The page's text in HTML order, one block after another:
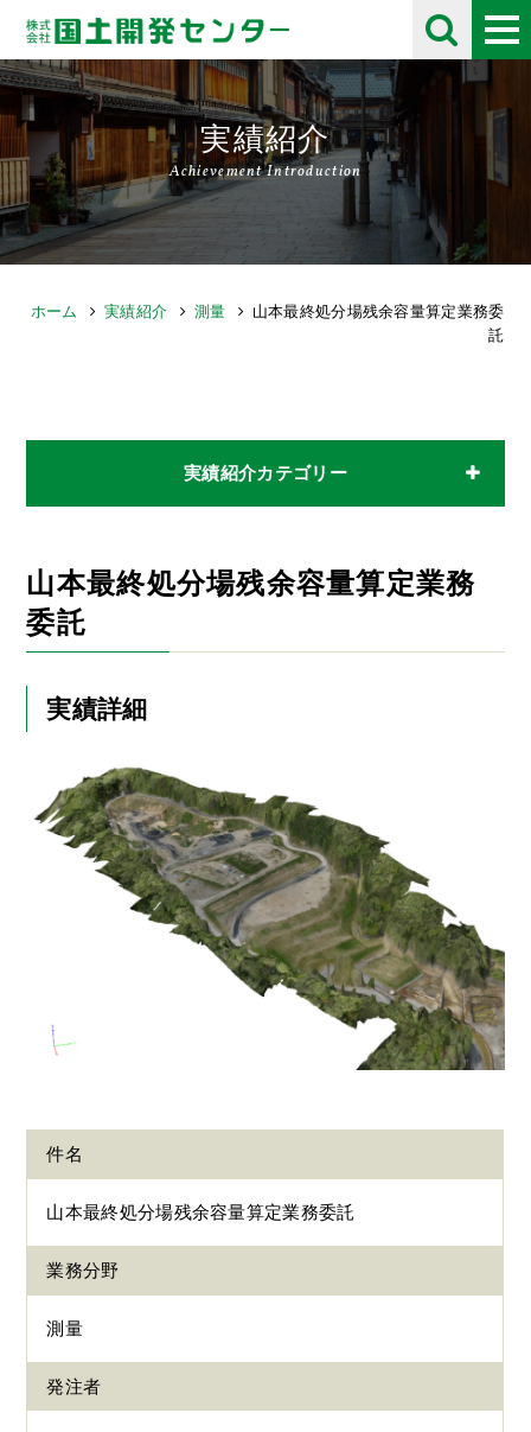
実績紹介
Achievement Introduction
ホーム 実績紹介 測量
山本最終処分場残余容量算定業務委
託
実績紹介カテゴリー
山本最終処分場残余容量算定業務
委託
実績詳細
件名
山本最終処分場残余容量算定業務委託
業務分野
測量
発注者